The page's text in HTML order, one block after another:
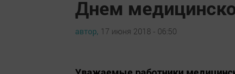
Днем
автор, 17 июня 2018 - 06:50